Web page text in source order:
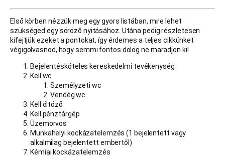
Első körben nézzük meg egy gyors listában, mire lehet
szükséged egy söröző nyitásához. Utána pedig részletesen
kifejtjük ezeket a pontokat, így érdemes a teljes cikkünket
végigolvasnod, hogy semmi fontos dolog ne maradjon ki!
Bejelentésköteles kereskedelmi tevékenység
Kell wc
Személyzeti wc
Vendég wc
Kell öltöző
Kell pénztárgép
Üzemorvos
Munkahelyi kockázatelemzés (1 bejelentett vagy
alkalmilag bejelentett embertől)
Kémiai kockázatelemzés